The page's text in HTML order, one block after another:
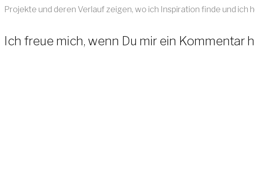
Projekte und deren Verlauf zeigen, wo ich Inspiration finde und ich
Ich freue mich, wenn Du mir ein Kommentar